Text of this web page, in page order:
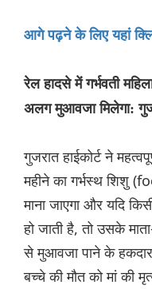
आगे पढ़ने के लिए यहां
रेल हादसे में गर्भवती
अलग मुआवजा मिलेगा:
गुजरात हाईकोर्ट ने
महीने का गर्भस्थ शिशु
माना जाएगा और यदि
हो जाती है, तो उसके
से मुआवजा पाने के हकदार
बच्चे की मौत को मां की